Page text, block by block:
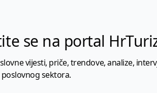
se na portal
vijesti, priče, trendove, analize,
sektora.